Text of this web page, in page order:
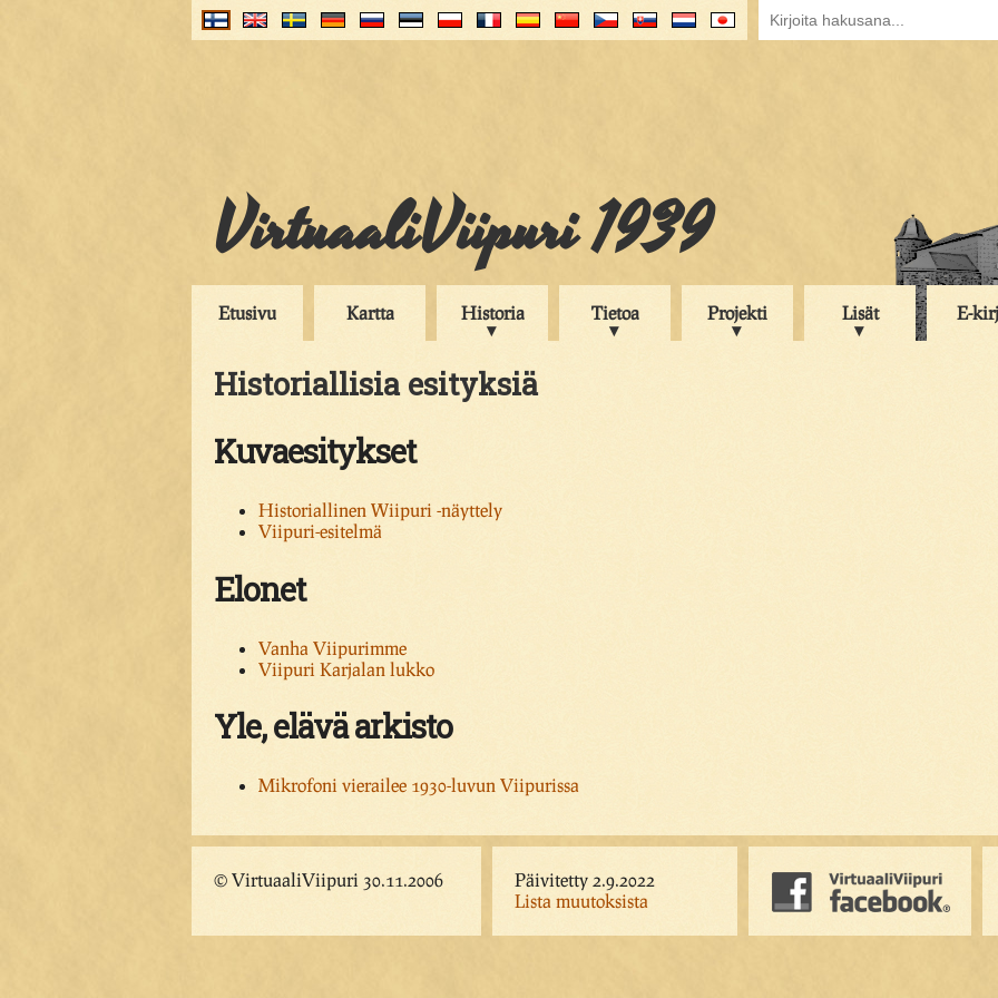
VirtuaaliViipuri 1939
Etusivu Kartta Historia Tietoa Projekti Lisät E-
Historiallisia esityksiä
Kuvaesitykset
Historiallinen Wiipuri -näyttely
Viipuri-esitelmä
Elonet
Vanha Viipurimme
Viipuri Karjalan lukko
Yle, elävä arkisto
Mikrofoni vierailee 1930-luvun Viipurissa
© VirtuaaliViipuri 30.11.2006
Päivitetty 2.9.2022
Lista muutoksista